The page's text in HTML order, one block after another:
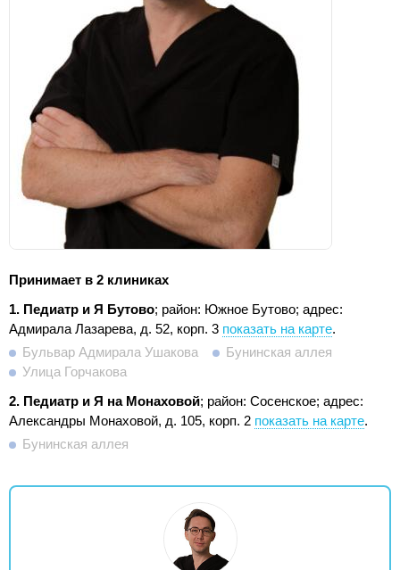
Принимает в 2 клиниках
1. Педиатр и Я Бутово; район: Южное Бутово; адрес:
Адмирала Лазарева, д. 52, корп. 3 показать на карте.
Бульвар Адмирала Ушакова
Бунинская аллея
Улица Горчакова
2. Педиатр и Я на Монаховой; район: Сосенское; адрес:
Александры Монаховой, д. 105, корп. 2 показать на карте.
Бунинская аллея